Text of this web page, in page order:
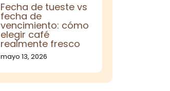
Fecha de tueste vs
fecha de
vencimiento: cómo
elegir café
realmente fresco
mayo 13, 2026